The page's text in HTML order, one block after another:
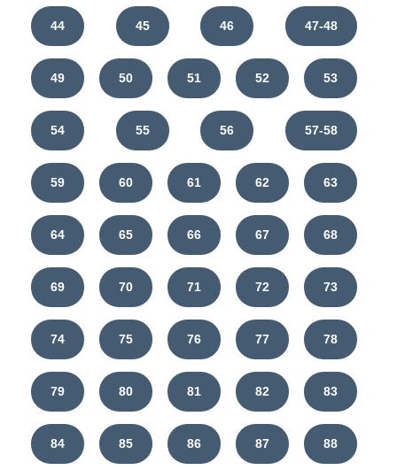
44 45 46 47-48
49 50 51 52 53
54 55 56 57-58
59 60 61 62 63
64 65 66 67 68
69 70 71 72 73
74 75 76 77 78
79 80 81 82 83
84 85 86 87 88